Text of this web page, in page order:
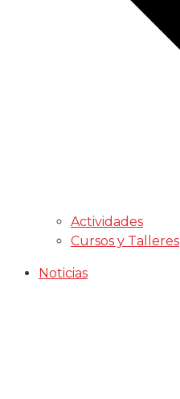
Actividades
Cursos y Talleres
Noticias